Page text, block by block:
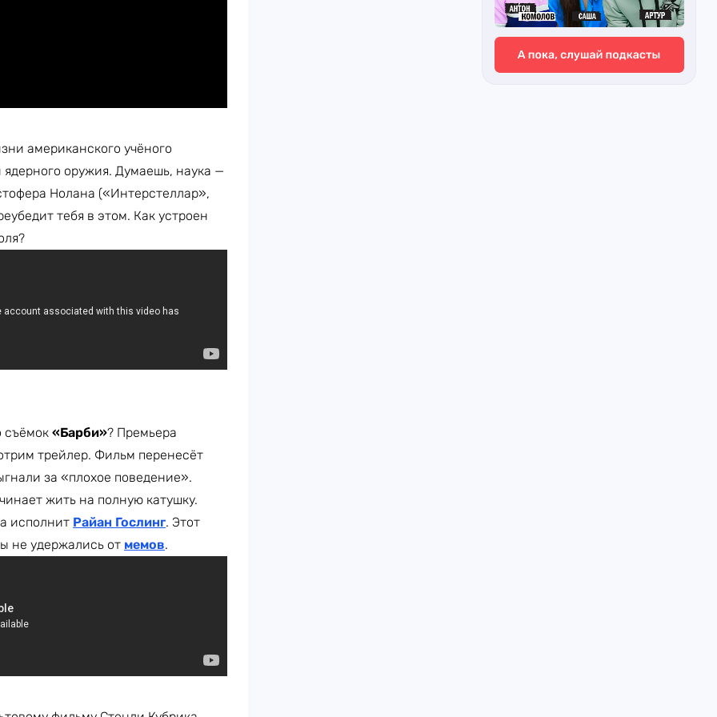
американского учёного
ядерного оружия. Думаешь, наука —
Нолана («Интерстеллар»,
тебя в этом. Как устроен
съёмок «Барби»? Премьера
трейлер. Фильм перенесёт
за «плохое поведение».
жить на полную катушку.
исполнит Райан Гослинг. Этот
не удержались от мемов.